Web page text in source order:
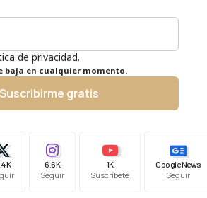
de privacidad.
baja en cualquier momento.
Suscribirme gratis
6.6K
Seguir
1K
Suscríbete
Google News
Seguir